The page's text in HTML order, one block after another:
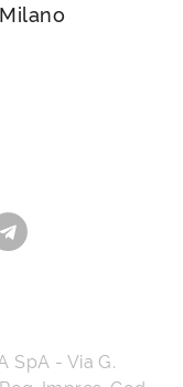
SpA - Via G.